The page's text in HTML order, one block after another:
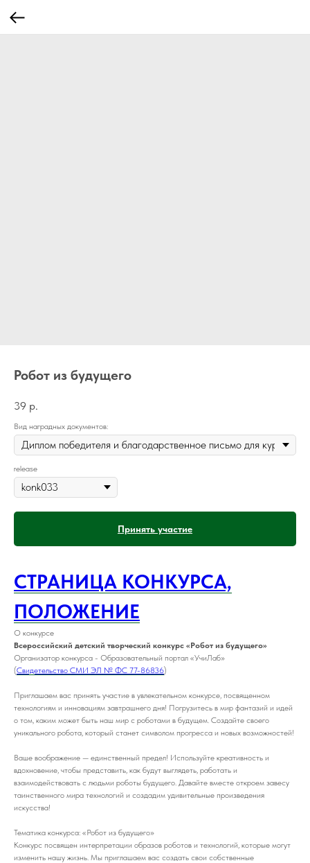
Робот из будущего
39 р.
Вид наградных документов:
release
Принять участие
СТРАНИЦА КОНКУРСА,
ПОЛОЖЕНИЕ
О конкурсе
Всероссийский детский творческий конкурс «Робот из будущего»
Организатор конкурса - Образовательный портал «УчиЛаб»
(Свидетельство СМИ ЭЛ № ФС 77-86836)
Приглашаем вас принять участие в увлекательном конкурсе, посвященном
технологиям и инновациям завтрашнего дня! Погрузитесь в мир фантазий и идей
о том, каким может быть наш мир с роботами в будущем. Создайте своего
уникального робота, который станет символом прогресса и новых возможностей!
Ваше воображение — единственный предел! Используйте креативность и
вдохновение, чтобы представить, как будут выглядеть, работать и
взаимодействовать с людьми роботы будущего. Давайте вместе откроем завесу
таинственного мира технологий и создадим удивительные произведения
искусства!
Тематика конкурса: «Робот из будущего»
Конкурс посвящен интерпретации образов роботов и технологий, которые могут
изменить нашу жизнь. Мы приглашаем вас создать свои собственные